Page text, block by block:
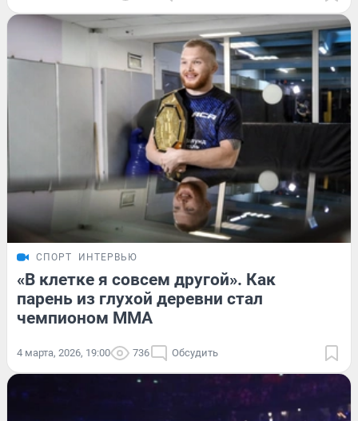
СПОРТ ИНТЕРВЬЮ
«В клетке я совсем другой». Как
парень из глухой деревни стал
чемпионом ММА
4 марта, 2026, 19:00 736 Обсудить